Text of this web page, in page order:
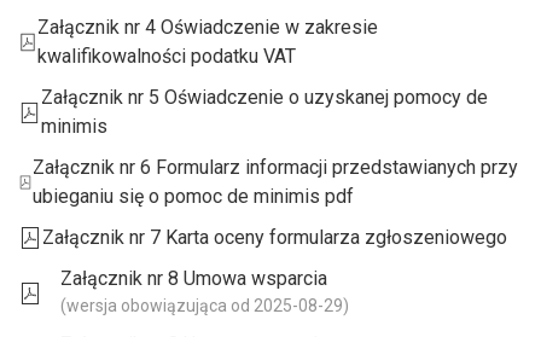
Załącznik nr 4 Oświadczenie w zakresie
kwalifikowalności podatku VAT
Załącznik nr 5 Oświadczenie o uzyskanej pomocy de
minimis
Załącznik nr 6 Formularz informacji przedstawianych przy
ubieganiu się o pomoc de minimis pdf
Załącznik nr 7 Karta oceny formularza zgłoszeniowego
Załącznik nr 8 Umowa wsparcia
(wersja obowiązująca od 2025-08-29)